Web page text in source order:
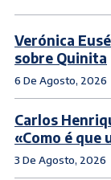
Verónica
sobre Quinita
6 De Agosto, 2026
Carlos
«Como é que
3 De Agosto, 2026